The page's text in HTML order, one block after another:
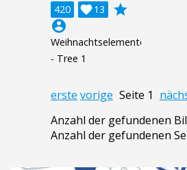
420 13

grade
account_circle
Weihnachtselemente
- Tree 1
erste vorige Seite 1
Anzahl der gefundenen
Anzahl der gefundenen